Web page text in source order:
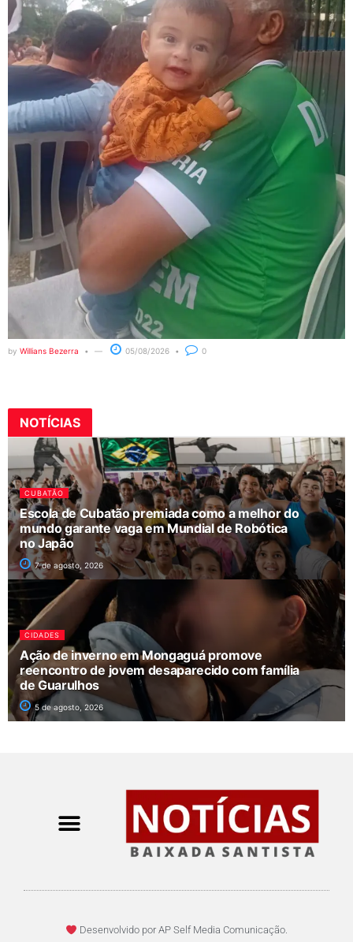
by Willians Bezerra 05/08/2026 0
NOTÍCIAS
CUBATÃO
Escola de Cubatão premiada como a melhor do
mundo garante vaga em Mundial de Robótica
no Japão
7 de agosto, 2026
CIDADES
Ação de inverno em Mongaguá promove
reencontro de jovem desaparecido com família
de Guarulhos
5 de agosto, 2026
Desenvolvido por AP Self Media Comunicação.